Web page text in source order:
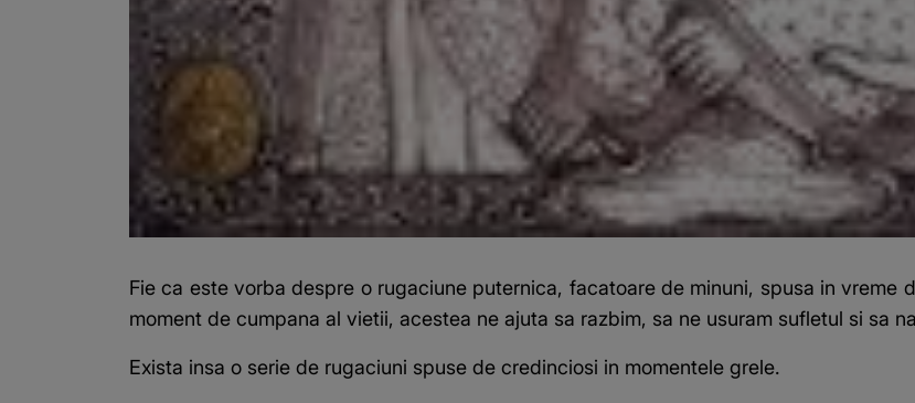
Fie ca este vorba despre o rugaciune puternica, facatoare de minuni, spusa in vreme
moment de cumpana al vietii, acestea ne ajuta sa razbim, sa ne usuram sufletul si sa
Exista insa o serie de rugaciuni spuse de credinciosi in momentele grele.